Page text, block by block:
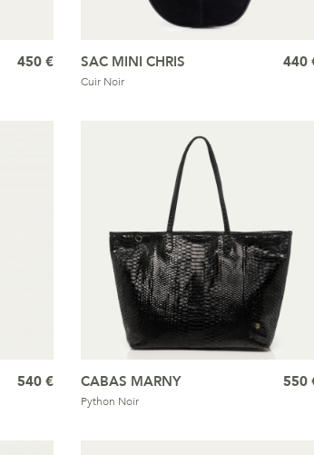
450 € SAC MINI CHRIS
Cuir Noir
440
540 € CABAS MARNY
Python Noir
550